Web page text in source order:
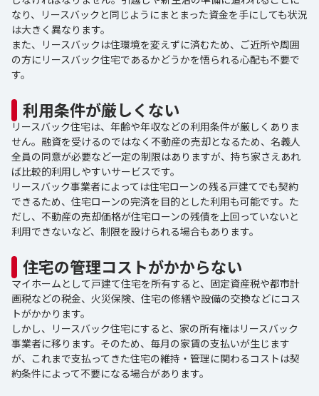
なり、リースバックと同じようにまとまった資金を手にしても状況
は大きく異なります。
また、リースバックは住環境を変えずに済むため、ご近所や周囲
の方にリースバック住宅であるかどうかを悟られる心配も不要で
す。
利用条件が厳しくない
リースバック住宅は、年齢や年収などの利用条件が厳しくありま
せん。融資を受けるのではなく不動産の売却となるため、名義人
全員の同意が必要など一定の制限はありますが、持ち家さえあれ
ば比較的利用しやすいサービスです。
リースバック事業者によっては住宅ローンの残る戸建てでも契約
できるため、住宅ローンの完済を目的とした利用も可能です。た
だし、不動産の売却価格が住宅ローンの残債を上回っていないと
利用できないなど、制限を設けられる場合もあります。
住宅の管理コストがかからない
マイホームとして戸建て住宅を所有すると、固定資産税や都市計
画税などの税金、火災保険、住宅の修繕や設備の交換などにコス
トがかかります。
しかし、リースバック住宅にすると、家の所有権はリースバック
事業者に移ります。そのため、毎月の家賃の支払いが生じます
が、これまで支払ってきた住宅の維持・管理に関わるコストは契
約条件によって不要になる場合があります。